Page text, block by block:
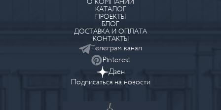
О КОМПАНИИ
КАТАЛОГ
ПРОЕКТЫ
БЛОГ
ДОСТАВКА И ОПЛАТА
КОНТАКТЫ
Телеграм канал
Pinterest
Дзен
Подписаться на новости